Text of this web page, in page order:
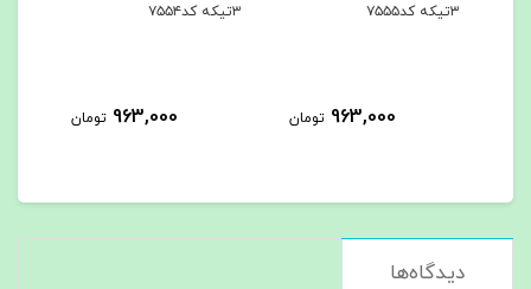
۳تیکه کد۷۵۵۴
963,000 تومان
۳تیکه کد۷۵۵۳
963,000 تومان
دیدگاه‌ها